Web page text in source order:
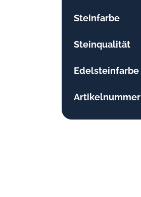
Steinfarbe
Steinqualität
Edelsteinfarbe
Artikelnummer